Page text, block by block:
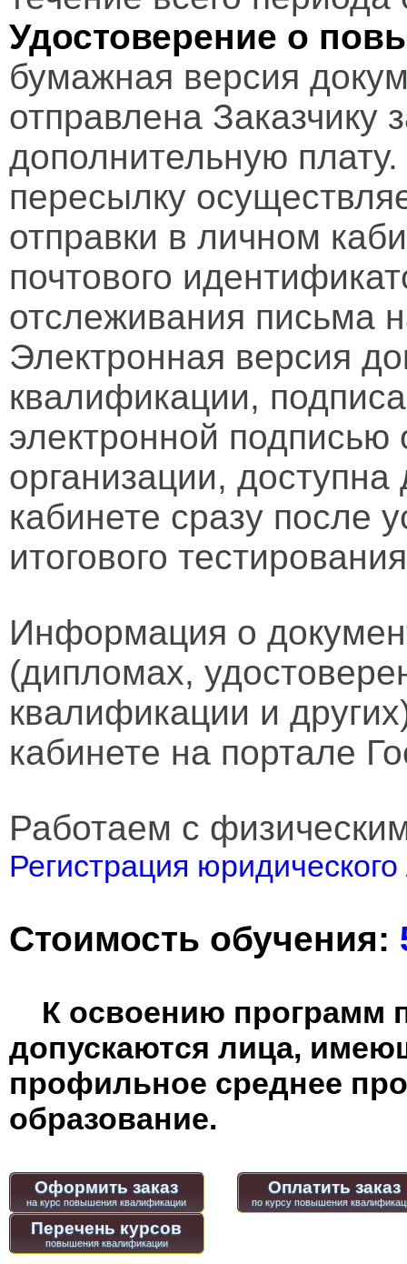
Удостоверение о
бумажная версия
отправлена Заказчику
дополнительную
пересылку
отправки в личном
почтового
отслеживания письма
Электронная версия
квалификации,
электронной подписью
организации,
кабинете сразу после
итогового
Информация о
(дипломах,
квалификации и
кабинете на портале
Работаем с
Регистрация
Стоимость обучения:
К освоению программ
допускаются лица,
профильное среднее
образование.
Оформить заказ Оплатить заказ
Перечень курсов
повышения квалификации